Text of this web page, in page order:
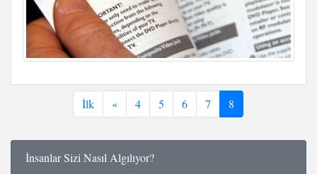
İlk « 4 5 6 7 8
İnsanlar Sizi Nasıl Algılıyor?